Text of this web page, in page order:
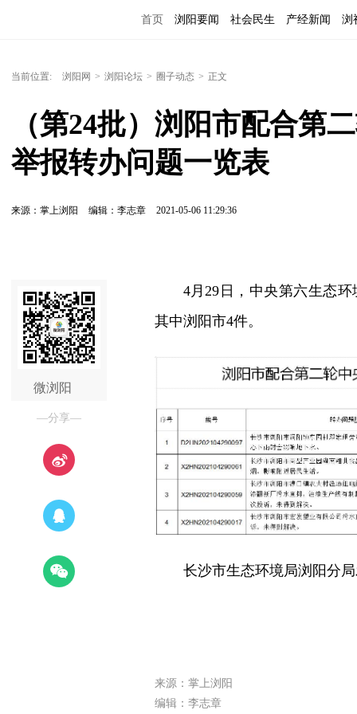
首页 浏阳要闻 社会民生 产经新闻 浏
当前位置: 浏阳网 > 浏阳论坛 > 圈子动态 > 正文
（第24批）浏阳市配合第
举报转办问题一览表
来源：掌上浏阳 编辑：李志章 2021-05-06 11:29:36
微浏阳
—分享—
4月29日，中央第六生态
其中浏阳市4件。
长沙市生态环境局浏阳分
来源：掌上浏阳
编辑：李志章